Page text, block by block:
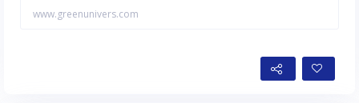
www.greenunivers.com